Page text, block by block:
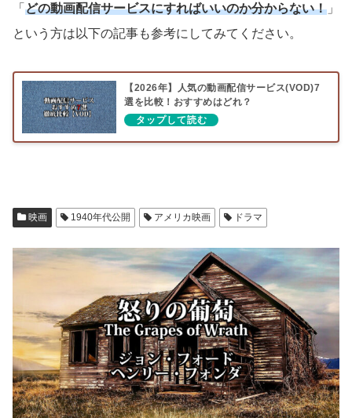
「 どの動画配信サービスにすればいいのか分からない！ 」
という方は以下の記事も参考にしてみてください。
【2026年】人気の動画配信サービス(VOD)7
選を比較！おすすめはどれ？
映画 1940年代公開 アメリカ映画 ドラマ